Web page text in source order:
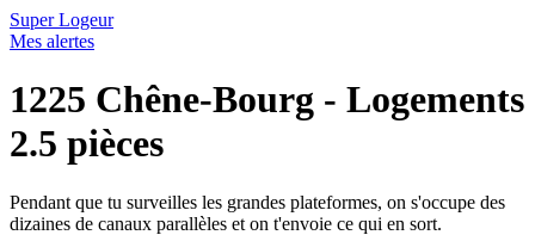
Super Logeur
Mes alertes
1225 Chêne-Bourg - Logements
2.5 pièces
Pendant que tu surveilles les grandes plateformes, on s'occupe des
dizaines de canaux parallèles et on t'envoie ce qui en sort.